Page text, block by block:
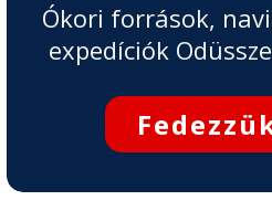
Ókori források,
expedíciók